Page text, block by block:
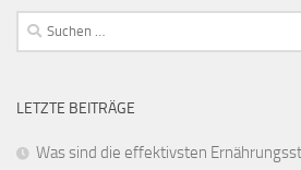
Suchen
nach:
LETZTE BEITRÄGE
Was sind die effektivsten